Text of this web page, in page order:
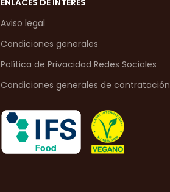
Aviso legal
Condiciones generales
Política de Privacidad Redes Sociales
Condiciones generales de contratación